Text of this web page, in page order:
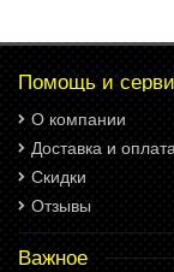
Помощь и
О компании
Доставка и оплата
Скидки
Отзывы
Важное